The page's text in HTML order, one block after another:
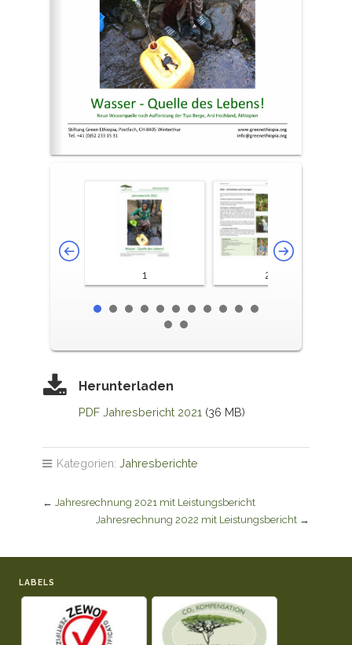
1 2-3
Herunterladen
PDF Jahresbericht 2021(36 MB)
Kategorien: Jahresberichte
← Jahresrechnung 2021 mit Leistungsbericht
Jahresrechnung 2022 mit Leistungsbericht →
LABELS